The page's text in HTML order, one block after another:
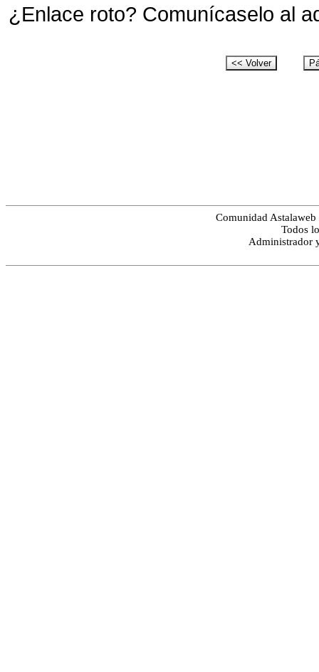
¿Enlace roto? Comunícaselo al
Comunidad
Todos
Administrador